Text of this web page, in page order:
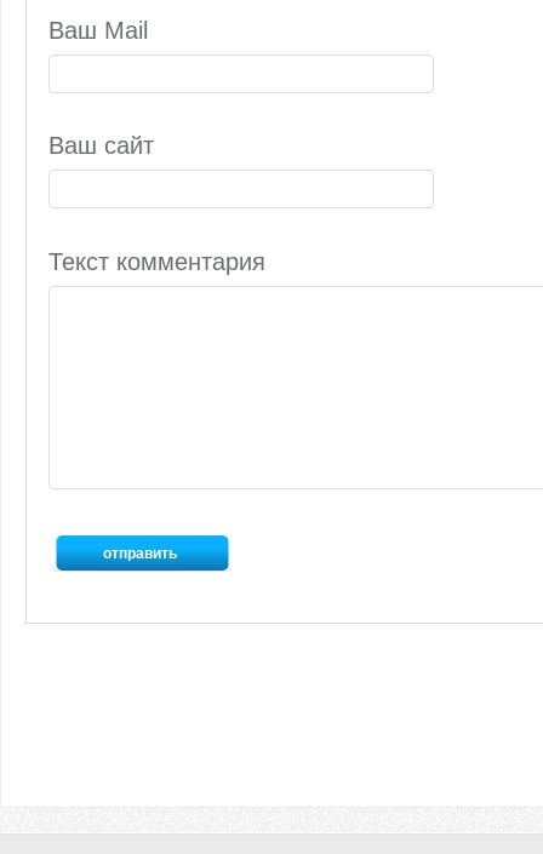
Ваш Mail
Ваш сайт
Текст комментария